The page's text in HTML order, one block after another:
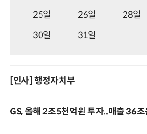
25일
26일 28일
30일
31일
[인사] 행정자치부
GS, 올해 2조5천억원 투자..매출 36조